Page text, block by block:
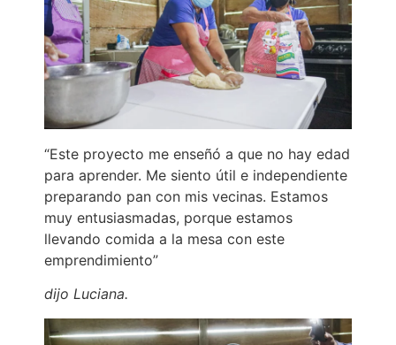
“Este proyecto me enseñó a que no hay edad
para aprender. Me siento útil e independiente
preparando pan con mis vecinas. Estamos
muy entusiasmadas, porque estamos
llevando comida a la mesa con este
emprendimiento”
dijo Luciana.